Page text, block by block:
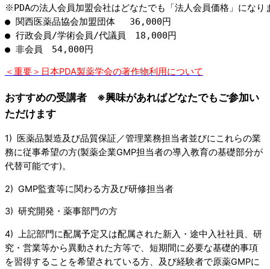
※PDAの法人会員加盟会社はどなたでも「法人会員価格」にな
● 関西医薬品協会加盟団体　 36,000円
● 行政会員/学術会員/代議員　18,000円
● 非会員　54,000円
＜重要＞日本PDA製薬学会の著作物利用について
おすすめの受講者 ※興味があればどなたでもご参加い
ただけます
1) 医薬品製造及び品質保証／管理業務担当者並びにこれらの業
務に従事希望の方(製薬企業GMP担当者の導入教育の基礎部分が
代替可能です)。
2) GMP監査等に関わる方及び研修担当者
3) 研究開発・薬事部門の方
4) 上記部門に配属予定又は配属された新入・途中入社社員、研
究・営業等から異動された方等で、短期間に必要な基礎的事項
を習得することを希望されている方、及び経験者で原薬GMPに